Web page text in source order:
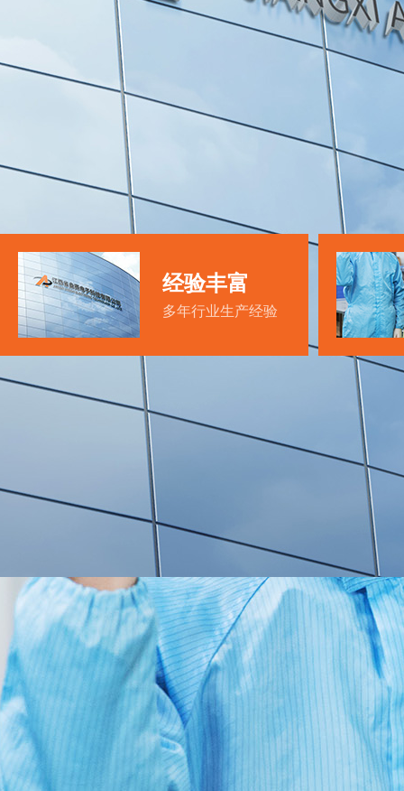
经验丰富
多年行业生产经验